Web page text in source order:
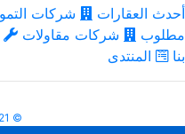
أحدث العقارات شركات
مطلوب
شركات مقاولات
بنا
المنتدى
©